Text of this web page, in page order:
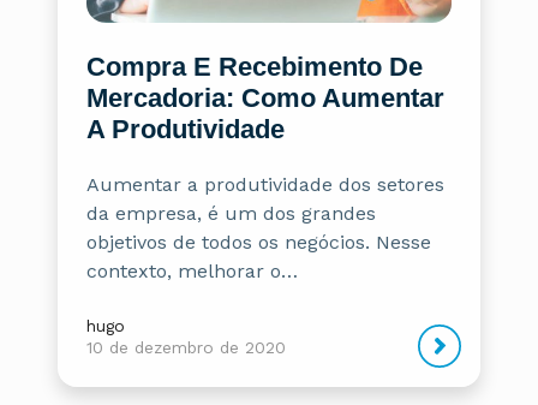
Compra E Recebimento De
Mercadoria: Como Aumentar
A Produtividade
Aumentar a produtividade dos setores
da empresa, é um dos grandes
objetivos de todos os negócios. Nesse
contexto, melhorar o…
hugo
10 de dezembro de 2020